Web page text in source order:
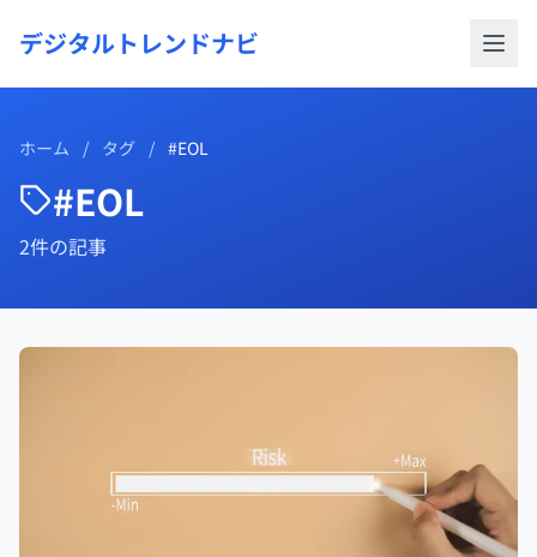
デジタルトレンドナビ
ホーム / タグ / #EOL
#EOL
2件の記事